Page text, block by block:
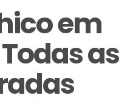
em
as